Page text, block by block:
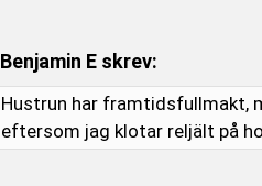
Benjamin E skrev:
Hustrun har framtidsfullmakt,
eftersom jag klotar reljält på